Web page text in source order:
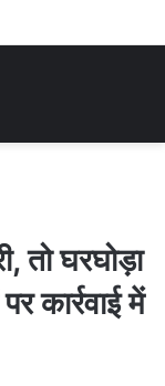
तो घरघोड़ा
कार्रवाई में